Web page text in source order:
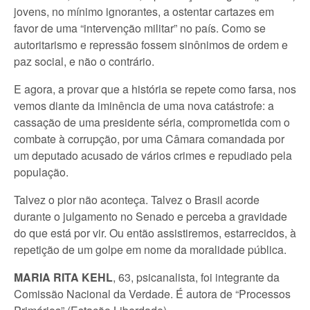
jovens, no mínimo ignorantes, a ostentar cartazes em
favor de uma “intervenção militar” no país. Como se
autoritarismo e repressão fossem sinônimos de ordem e
paz social, e não o contrário.
E agora, a provar que a história se repete como farsa, nos
vemos diante da iminência de uma nova catástrofe: a
cassação de uma presidente séria, comprometida com o
combate à corrupção, por uma Câmara comandada por
um deputado acusado de vários crimes e repudiado pela
população.
Talvez o pior não aconteça. Talvez o Brasil acorde
durante o julgamento no Senado e perceba a gravidade
do que está por vir. Ou então assistiremos, estarrecidos, à
repetição de um golpe em nome da moralidade pública.
MARIA RITA KEHL, 63, psicanalista, foi integrante da
Comissão Nacional da Verdade. É autora de “Processos